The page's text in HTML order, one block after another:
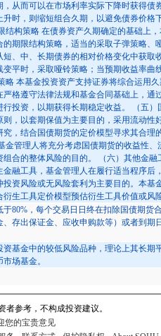
从而可以在市场利率实际下降时获得债
时，则缩短组合久期，以避免债券价格
结构策略 在债券资产久期确定的基础上
期限结构策略，适当的采取子弹策略、
、中、长期债券的相对价格变化中获取
平时，采取哑铃策略；当预期收益率曲
略 本基金投资资产支持证券将综合运用
格遵守法律法规和基金合同基础上，通
投资，以期获得长期稳定收益。 （五
，以套期保值为主要目的，采用流动性
，结合国债期货的定价模型寻求其合理
金管理人将充分考虑国债期货的收益性
合的整体风险的目的。 （六）其他金
融工具，基金管理人在履行适当程序后
资风险或无风险套利为主要目的。本基
生工具定价模型预估衍生工具价值或风
80%，每个交易日日终在扣除国债期货
存出保证金、应收申购款等）或者到期
基金中的较低风险品种，理论上其长期
场基金。
参考，不构成投资建议。
您的宝贵意见